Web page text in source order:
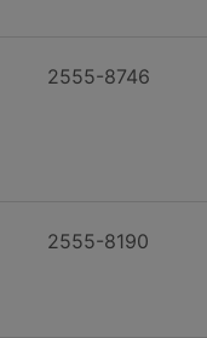
2555-8746
2555-8190